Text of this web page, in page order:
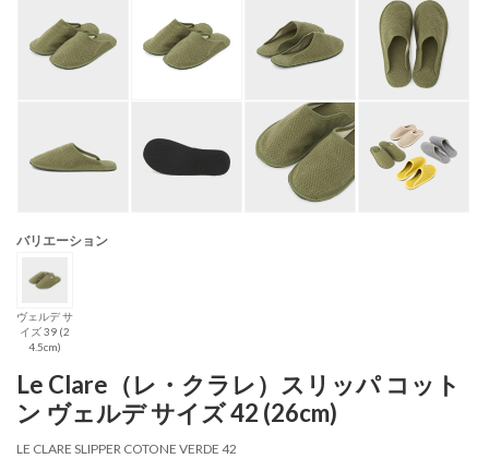
バリエーション
ヴェルデ サ
イズ 39 (2
4.5cm)
Le Clare（レ・クラレ）スリッパ コット
ン ヴェルデ サイズ 42 (26cm)
LE CLARE SLIPPER COTONE VERDE 42